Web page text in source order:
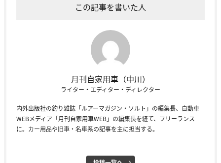
この記事を書いた人
月刊自家用車（中川）
ライター・エディター・ディレクター
内外出版社の釣り雑誌「ルアーマガジン・ソルト」の編集長、自動車
WEBメディア「月刊自家用車WEB」の編集長を経て、フリーランス
に。カー用品や旧車・名車系の記事を主に担当する。